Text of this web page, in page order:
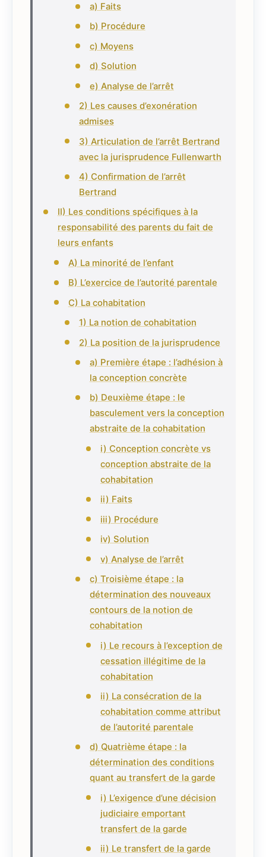
a) Faits
b) Procédure
c) Moyens
d) Solution
e) Analyse de l’arrêt
2) Les causes d’exonération
admises
3) Articulation de l’arrêt Bertrand
avec la jurisprudence Fullenwarth
4) Confirmation de l’arrêt
Bertrand
II) Les conditions spécifiques à la
responsabilité des parents du fait de
leurs enfants
A) La minorité de l’enfant
B) L’exercice de l’autorité parentale
C) La cohabitation
1) La notion de cohabitation
2) La position de la jurisprudence
a) Première étape : l’adhésion à
la conception concrète
b) Deuxième étape : le
basculement vers la conception
abstraite de la cohabitation
i) Conception concrète vs
conception abstraite de la
cohabitation
ii) Faits
iii) Procédure
iv) Solution
v) Analyse de l’arrêt
c) Troisième étape : la
détermination des nouveaux
contours de la notion de
cohabitation
i) Le recours à l’exception de
cessation illégitime de la
cohabitation
ii) La consécration de la
cohabitation comme attribut
de l’autorité parentale
d) Quatrième étape : la
détermination des conditions
quant au transfert de la garde
i) L’exigence d’une décision
judiciaire emportant
transfert de la garde
ii) Le transfert de la garde